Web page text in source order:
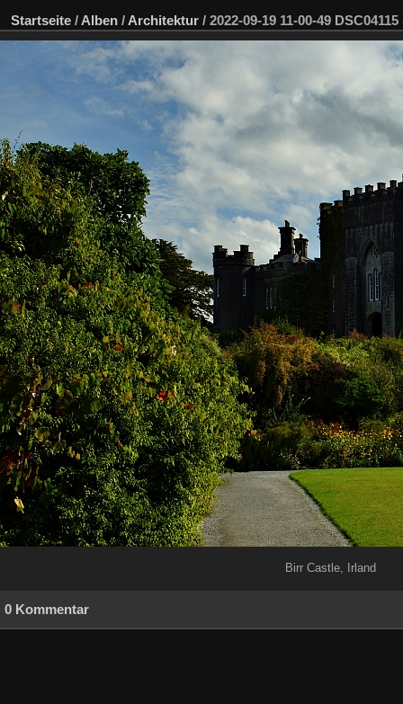
Startseite / Alben / Architektur / 2022-09-19 11-00-49
Birr Castle, Irland
0 Kommentar